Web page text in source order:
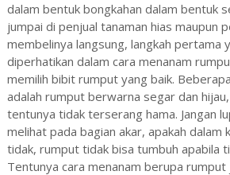
dalam bentuk bongkahan dalam bentuk
jumpai di penjual tanaman hias maupun
membelinya langsung, langkah pertama
diperhatikan dalam cara menanam
memilih bibit rumput yang baik.
adalah rumput berwarna segar dan
tentunya tidak terserang hama. Jangan
melihat pada bagian akar, apakah dalam
tidak, rumput tidak bisa tumbuh apabila
Tentunya cara menanam berupa rumput